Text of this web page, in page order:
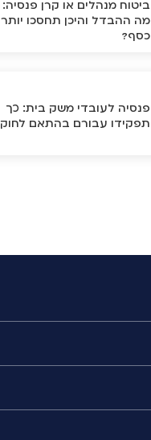
ביטוח מנהלים או קרן פנסיה:
מה ההבדל והיכן תחסכו יותר
כסף?
פנסיה לעובדי משק בית: כך
תפקידו עבורם בהתאם לחוק